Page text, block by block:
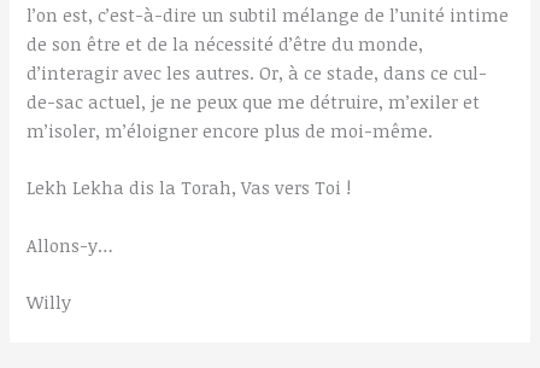
l’on est, c’est-à-dire un subtil mélange de l’unité intime
de son être et de la nécessité d’être du monde,
d’interagir avec les autres. Or, à ce stade, dans ce cul-
de-sac actuel, je ne peux que me détruire, m’exiler et
m’isoler, m’éloigner encore plus de moi-même.
Lekh Lekha dis la Torah, Vas vers Toi !
Allons-y…
Willy